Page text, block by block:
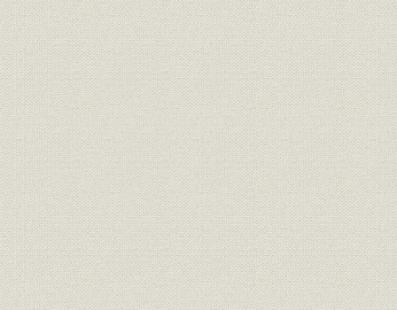
第1節 事業の拡大と下関本店の開設
1 板櫃本店時代の事業拡大
2 下関本店開設と韓国初進出
第2節 企業体制の模索
1 日露開戦前後の内地工事
2 後継体制の模索
第3節 日露戦争後の環境変動と組長隠退
1 戦後の新情勢と内外工事